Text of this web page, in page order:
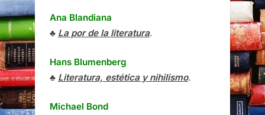
Ana Blandiana
♣ La por de la literatura.
Hans Blumenberg
♣ Literatura, estética y nihilismo.
Michael Bond